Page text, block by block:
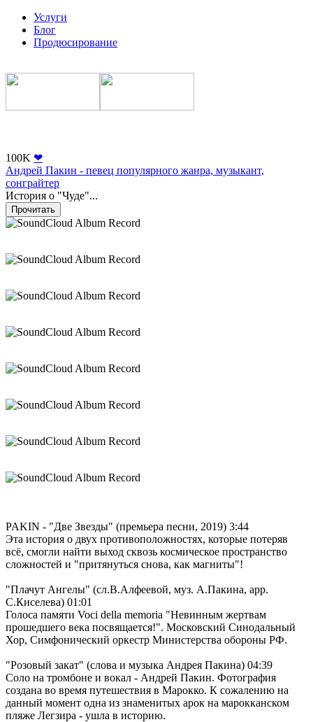
Услуги
Блог
Продюсирование
100K ❤
Андрей Пакин - певец популярного жанра, музыкант,
сонграйтер
История о "Чуде"...
Прочитать
PAKIN - "Две Звезды" (премьера песни, 2019) 3:44
Эта история о двух противоположностях, которые потеряв
всё, смогли найти выход сквозь космическое пространство
сложностей и "притянуться снова, как магниты"!
"Плачут Ангелы" (сл.В.Алфеевой, муз. А.Пакина, арр.
С.Киселева) 01:01
Голоса памяти Voci della memoria "Невинным жертвам
прошедшего века посвящается!". Московский Синодальный
Хор, Симфонический оркестр Министерства обороны РФ.
"Розовый закат" (слова и музыка Андрея Пакина) 04:39
Соло на тромбоне и вокал - Андрей Пакин. Фотография
создана во время путешествия в Марокко. К сожалению на
данный момент одна из знаменитых арок на марокканском
пляже Легзира - ушла в историю.